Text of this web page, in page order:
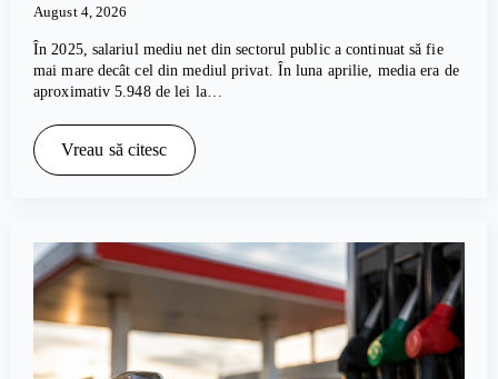
August 4, 2026
În 2025, salariul mediu net din sectorul public a continuat să fie
mai mare decât cel din mediul privat. În luna aprilie, media era de
aproximativ 5.948 de lei la…
Vreau să citesc